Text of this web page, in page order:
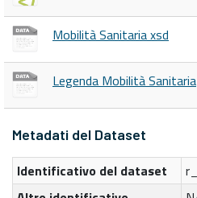
Mobilità Sanitaria xsd
Legenda Mobilità Sanitaria
Metadati del Dataset
Identificativo del dataset